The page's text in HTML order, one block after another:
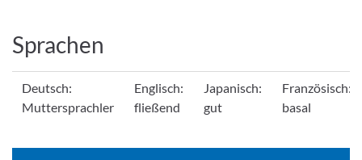
Sprachen
Deutsch:
Muttersprachler
Englisch:
fließend
Japanisch:
gut
Französisch:
basal